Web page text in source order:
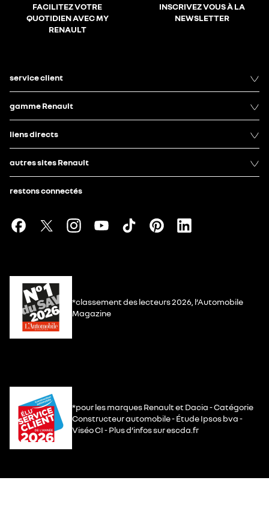
FACILITEZ VOTRE
QUOTIDIEN AVEC MY
RENAULT
INSCRIVEZ VOUS À LA
NEWSLETTER
service client
gamme Renault
liens directs
autres sites Renault
restons connectés
*classement des lecteurs 2026, l’Automobile
Magazine
*pour les marques Renault et Dacia - Catégorie
Constructeur automobile - Étude Ipsos bva -
Viséo CI - Plus d’infos sur escda.fr